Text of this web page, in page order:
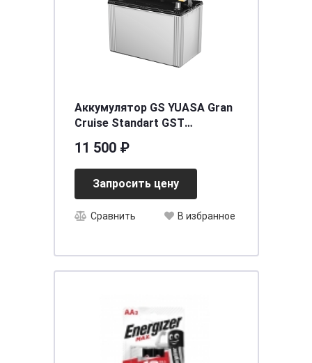
Аккумулятор GS YUASA Gran
Cruise Standart GST
[д302ш172в225/710]
11 500 ₽
Запросить цену
Сравнить В избранное